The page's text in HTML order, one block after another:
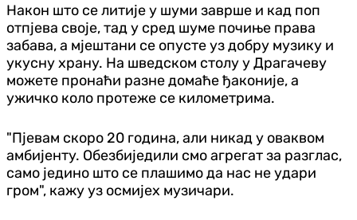
Након што се литије у шуми заврше и кад поп
отпјева своје, тад у сред шуме почиње права
забава, а мјештани се опусте уз добру музику и
укусну храну. На шведском столу у Драгачеву
можете пронаћи разне домаће ђаконије, а
ужичко коло протеже се километрима.
"Пјевам скоро 20 година, али никад у оваквом
амбијенту. Обезбиједили смо агрегат за разглас,
само једино што се плашимо да нас не удари
гром", кажу уз осмијех музичари.